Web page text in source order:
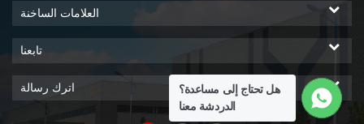
هل تحتاج إلى مساعدة؟
الدردشة معنا
العلامات الساخنة
تابعنا
اترك رسالة